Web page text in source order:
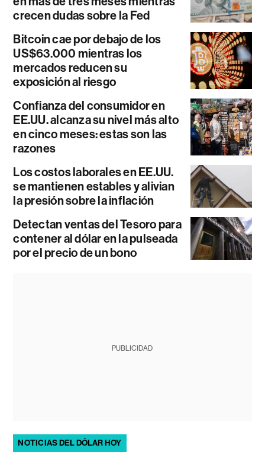
crecen dudas sobre la Fed
Bitcoin cae por debajo de los
US$63.000 mientras los
mercados reducen su
exposición al riesgo
Confianza del consumidor en
EE.UU. alcanza su nivel más alto
en cinco meses: estas son las
razones
Los costos laborales en EE.UU.
se mantienen estables y alivian
la presión sobre la inflación
Detectan ventas del Tesoro para
contener al dólar en la pulseada
por el precio de un bono
PUBLICIDAD
NOTICIAS DEL DÓLAR HOY